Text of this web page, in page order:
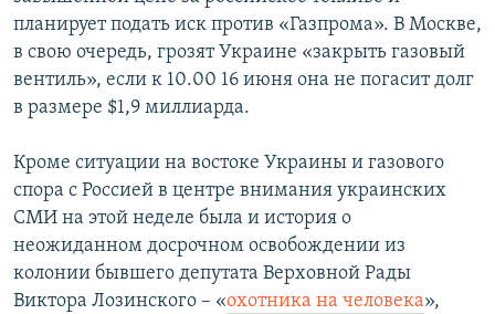
планирует подать иск против «Газпрома». В Москве,
в свою очередь, грозят Украине «закрыть газовый
вентиль», если к 10.00 16 июня она не погасит долг
в размере $1,9 миллиарда.
Кроме ситуации на востоке Украины и газового
спора с Россией в центре внимания украинских
СМИ на этой неделе была и история о
неожиданном досрочном освобождении из
колонии бывшего депутата Верховной Рады
Виктора Лозинского – «охотника на человека»,